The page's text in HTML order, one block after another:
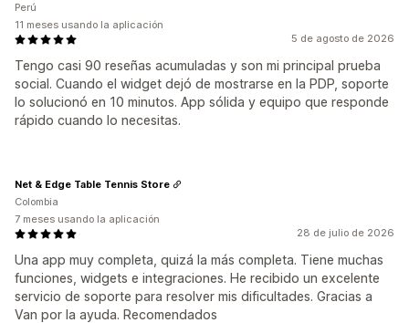
5 de agosto de 2026
Tengo casi 90 reseñas acumuladas y son mi principal prueba
social. Cuando el widget dejó de mostrarse en la PDP, soporte
lo solucionó en 10 minutos. App sólida y equipo que responde
rápido cuando lo necesitas.
Perú
11 meses usando la aplicación
28 de julio de 2026
Una app muy completa, quizá la más completa. Tiene muchas
funciones, widgets e integraciones. He recibido un excelente
servicio de soporte para resolver mis dificultades. Gracias a
Van por la ayuda. Recomendados
Net & Edge Table Tennis Store
Colombia
7 meses usando la aplicación